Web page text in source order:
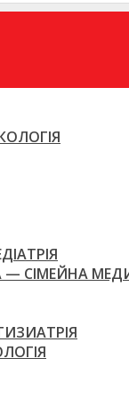
— СІМЕЙНА